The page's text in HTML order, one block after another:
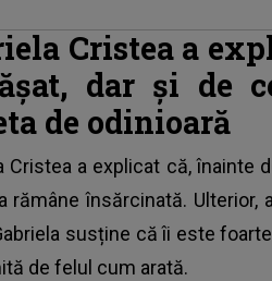
Cristea a
dar și de
de odinioară
Cristeaa explicat că, înainte
rămâne însărcinată.
susține că îi este
de felul cum arată.